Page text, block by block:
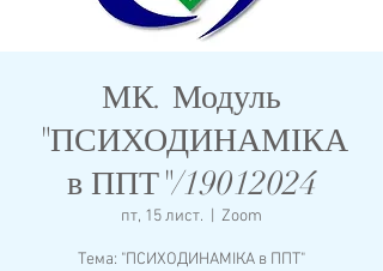
МК. Модуль
"ПСИХОДИНАМІКА
в ППТ"/19012024
пт, 15 лист. Zoom
Тема: "ПСИХОДИНАМІКА в ППТ"